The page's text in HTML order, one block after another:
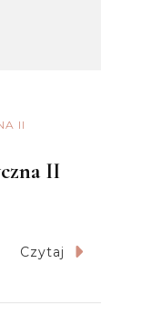
II
II
Czytaj